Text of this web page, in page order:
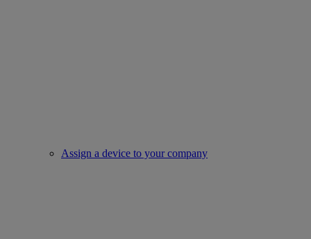
Assign a device to your company